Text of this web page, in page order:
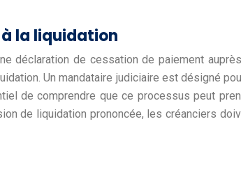
la liquidation
déclaration de cessation de paiement
Un mandataire judiciaire est désigné
de comprendre que ce processus peut
de liquidation prononcée, les créanciers